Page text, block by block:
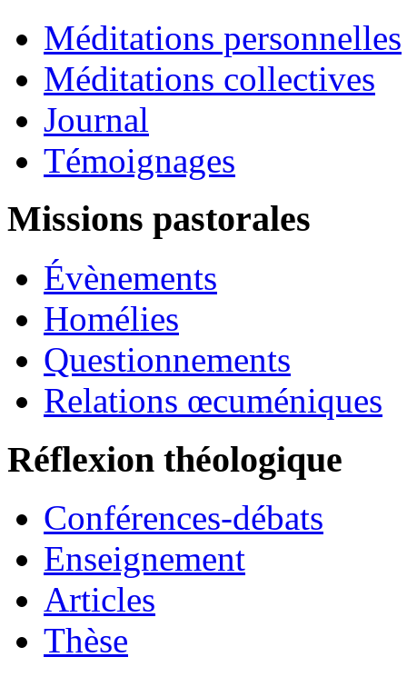
Méditations personnelles
Méditations collectives
Journal
Témoignages
Missions pastorales
Évènements
Homélies
Questionnements
Relations œcuméniques
Réflexion théologique
Conférences-débats
Enseignement
Articles
Thèse